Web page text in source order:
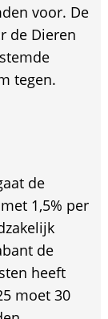
voor. De
de Dieren
tegen.
de
1,5% per
de
heeft
moet 30